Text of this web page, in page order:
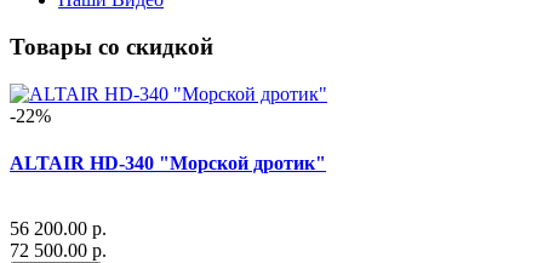
Товары со скидкой
-22%
ALTAIR HD-340 "Морской дротик"
56 200.00 р.
72 500.00 р.